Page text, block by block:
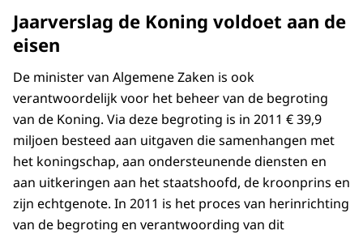
Jaarverslag de Koning voldoet aan de
eisen
De minister van Algemene Zaken is ook
verantwoordelijk voor het beheer van de begroting
van de Koning. Via deze begroting is in 2011 € 39,9
miljoen besteed aan uitgaven die samenhangen met
het koningschap, aan ondersteunende diensten en
aan uitkeringen aan het staatshoofd, de kroonprins en
zijn echtgenote. In 2011 is het proces van herinrichting
van de begroting en verantwoording van dit